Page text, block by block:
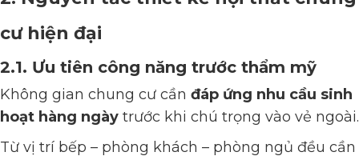
cư hiện đại
2.1. Ưu tiên công năng trước thẩm mỹ
Không gian chung cư cần đáp ứng nhu cầu sinh
hoạt hàng ngày trước khi chú trọng vào vẻ ngoài.
Từ vị trí bếp – phòng khách – phòng ngủ đều cần